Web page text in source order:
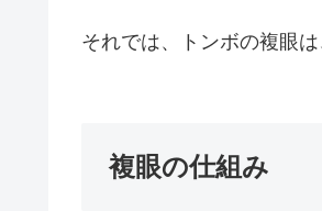
それでは、トンボの複眼
複眼の仕組み